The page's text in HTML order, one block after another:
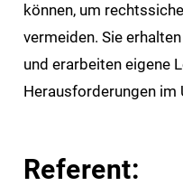
können, um
vermeiden. Sie
und erarbeiten eigene
Herausforderungen im
Referent: